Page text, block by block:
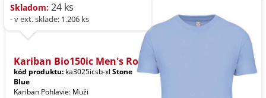
Skladom: 24 ks
- v ext. sklade: 1.206 ks
Kariban Bio150ic Men's Ro
kód produktu: ka3025icsb-xl Stone
Blue
Kariban Pohlavie: Muži